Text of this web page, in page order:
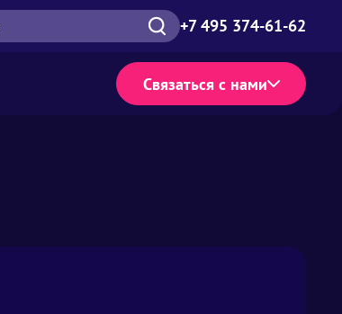
+7 495 374-61-62
Связаться с нами